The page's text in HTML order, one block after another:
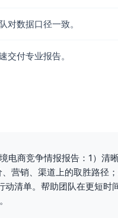
弱项）
来源：用户提供）
数据口径一致。
交付专业报告。
电商竞争情报报告：1）清
营销、渠道上的取胜路径
清单。帮助团队在更短时